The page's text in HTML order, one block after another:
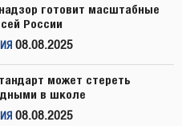
готовит масштабные
России
08.08.2025
может стереть
в школе
08.08.2025